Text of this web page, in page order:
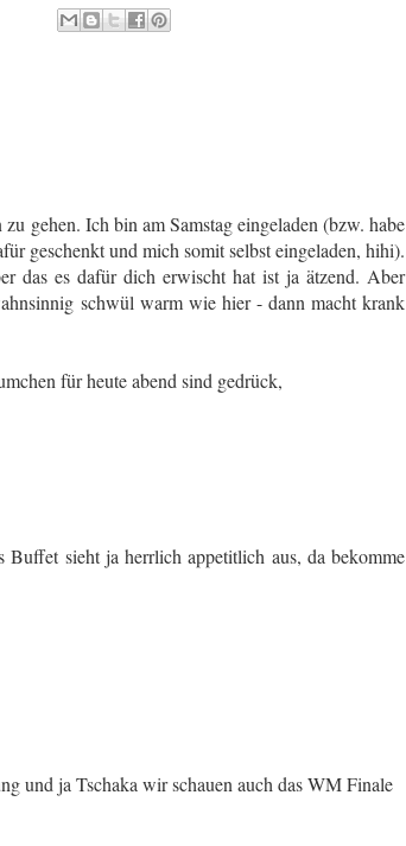
gehen. Ich bin am Samstag eingeladen (bzw. habe
geschenkt und mich somit selbst eingeladen, hihi).
das es dafür dich erwischt hat ist ja ätzend. Aber
schwül warm wie hier - dann macht krank
für heute abend sind gedrück,
sieht ja herrlich appetitlich aus, da bekomme
und ja Tschaka wir schauen auch das WM Finale